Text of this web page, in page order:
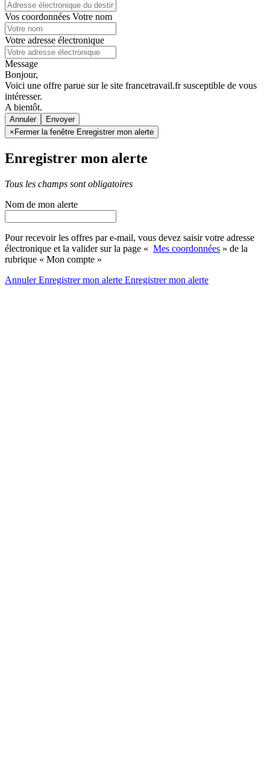
Vos coordonnées Votre nom
Votre adresse électronique
Message
Bonjour,
Voici une offre parue sur le site francetravail.fr susceptible de vous
intéresser.
A bientôt.
Annuler
× Fermer la fenêtre Enregistrer mon alerte
Enregistrer mon alerte
Tous les champs sont obligatoires
Nom de mon alerte
Pour recevoir les offres par e-mail, vous devez saisir votre adresse
électronique et la valider sur la page « Mes coordonnées » de la
rubrique « Mon compte »
AnnulerEnregistrer mon alerte Enregistrermon alerte